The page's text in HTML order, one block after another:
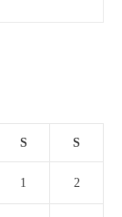
S S
1 2